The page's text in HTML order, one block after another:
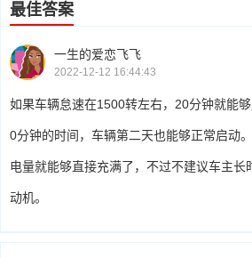
最佳答案
一生的爱恋飞飞
2022-12-12 16:44:43
如果车辆怠速在1500转左右，20分钟就能
0分钟的时间，车辆第二天也能够正常启动
电量就能够直接充满了，不过不建议车主长
动机。